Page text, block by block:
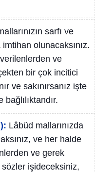
sarfı ve
imtihan olunacaksınız.
ve
bir çok incitici
ve sakınırsanız işte
Lâbüd mallarınızda
ve her halde
ve gerek
işideceksiniz,